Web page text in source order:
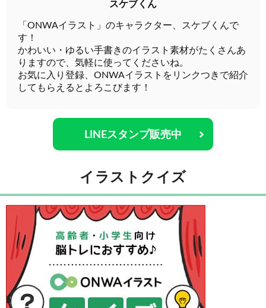
スケブくん
「ONWAイラスト」のキャラクター、スケブくんで
す！
かわいい・ゆるい手書きのイラスト素材がたくさんあ
りますので、気軽に使ってくださいね。
お気に入り登録、ONWAイラストをリンクつきで紹介
してもらえるとよろこびます！
LINEスタンプ販売中
イラストクイズ